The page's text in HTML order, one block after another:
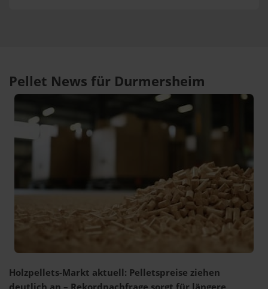
Pellet News für Durmersheim
Holzpellets-Markt aktuell: Pelletspreise ziehen